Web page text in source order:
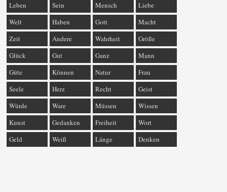
Leben Sein Mensch
Liebe
Welt
Haben Gott
Macht
Zeit
Andere Wahrheit
Größe
Glück
Gut Ganz
Mann
Güte
Können Natur
Frau
Seele
Herz Recht
Geist
Würde
Ware Müssen
Wissen
Kunst
Gedanken Freiheit
Wort
Geld
Weiß Länge Denken